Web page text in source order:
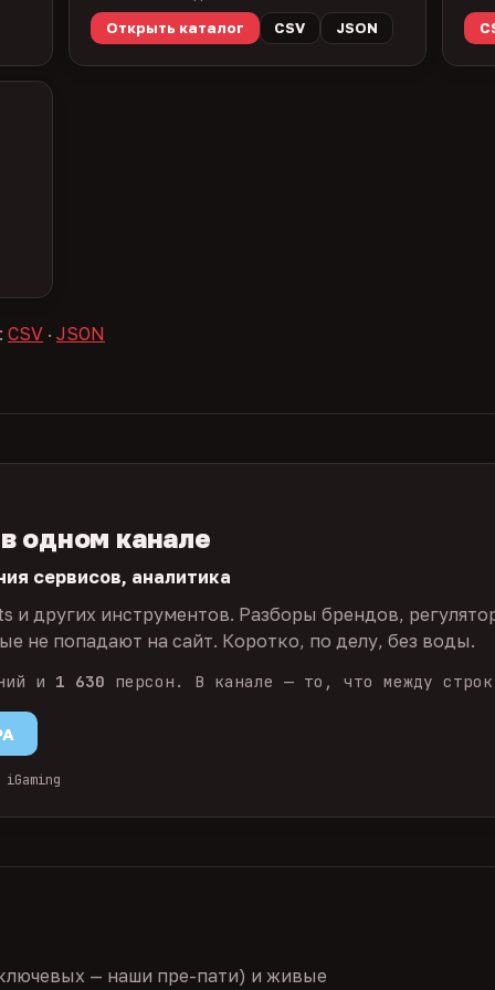
Открыть каталог
CSV JSON
CSV · JSON
одном канале
сервисов, аналитика
и других инструментов. Разборы брендов,
не попадают на сайт. Коротко, по делу, без воды.
и 1 630 персон. В канале — то, что между
— наши пре-пати) и живые